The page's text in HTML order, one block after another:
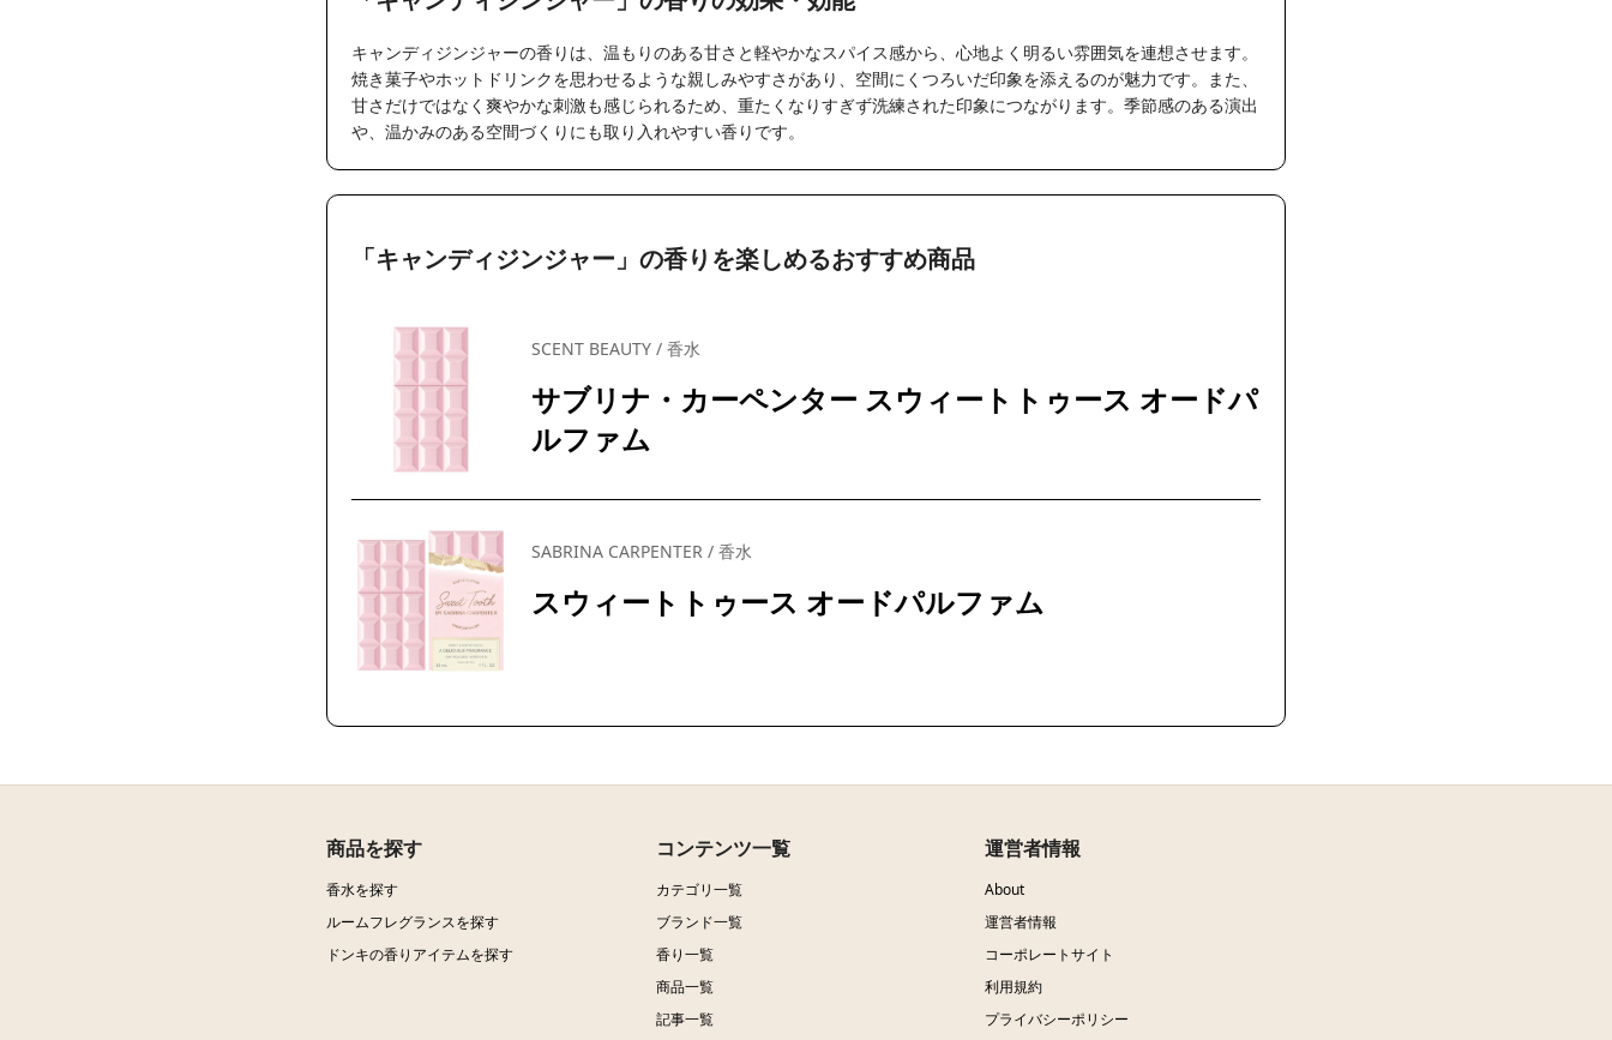
キャンディジンジャーの香りは、温もりのある甘さと軽やかなスパイス感から、心地よく明るい雰囲気を連想させます。
焼き菓子やホットドリンクを思わせるような親しみやすさがあり、空間にくつろいだ印象を添えるのが魅力です。また、
甘さだけではなく爽やかな刺激も感じられるため、重たくなりすぎず洗練された印象につながります。季節感のある演出
や、温かみのある空間づくりにも取り入れやすい香りです。
「キャンディジンジャー」の香りを楽しめるおすすめ商品
SCENT BEAUTY / 香水
サブリナ・カーペンター スウィートトゥース オードパ
ルファム
SABRINA CARPENTER / 香水
スウィートトゥース オードパルファム
商品を探す
香水を探す
ルームフレグランスを探す
ドンキの香りアイテムを探す
コンテンツ一覧
カテゴリ一覧
ブランド一覧
香り一覧
商品一覧
記事一覧
運営者情報
About
運営者情報
コーポレートサイト
利用規約
プライバシーポリシー